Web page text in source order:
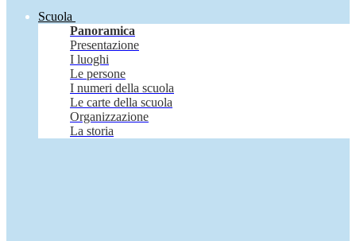
Scuola
Panoramica
Presentazione
I luoghi
Le persone
I numeri della scuola
Le carte della scuola
Organizzazione
La storia